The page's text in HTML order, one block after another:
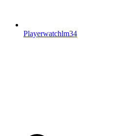
Playerwatchlm34